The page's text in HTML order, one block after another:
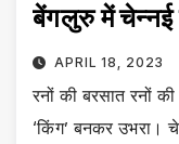
बेंगलुरु में चेन्नई
APRIL 18, 2023
रनों की बरसात रनों
‘किंग’ बनकर उभरा।